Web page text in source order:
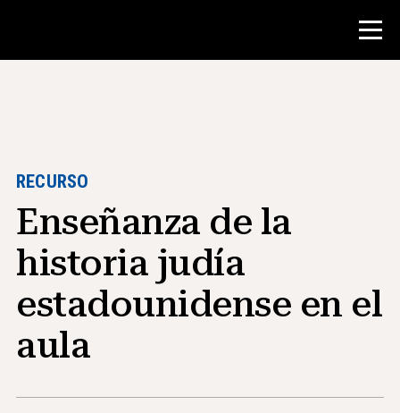
Recursos para maestros
Herramientas para el aula
institutos
Enseñanza de Habilidades de
Investigación
Asesoramiento a estudiantes de NHD
RECURSO
Enseñanza de la
historia judía
estadounidense en el
aula